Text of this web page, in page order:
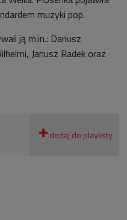
muzyki pop.
ją m.in.: Dariusz
Janusz Radek oraz